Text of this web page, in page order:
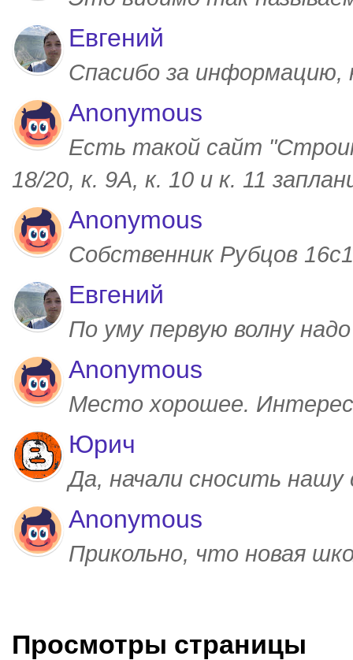
Евгений
Спасибо за
Anonymous
Есть такой сайт
18/20, к. 9А, к. 10 и к. 11
Anonymous
Собственник Рубцов
Евгений
По уму первую волну
Anonymous
Место хорошее.
Юрич
Да, начали сносить
Anonymous
Прикольно, что новая
Просмотры страницы